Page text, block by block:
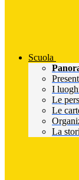
Scuola
I
Le
Le
La